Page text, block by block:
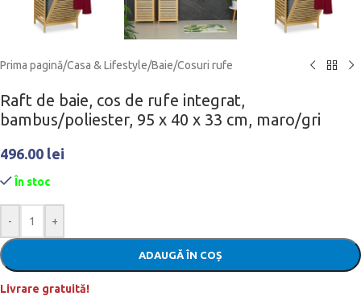
Prima pagină/Casa & Lifestyle/Baie/Cosuri rufe
Raft de baie, cos de rufe integrat,
bambus/poliester, 95 x 40 x 33 cm, maro/gri
496.00 lei
În stoc
- +
ADAUGĂ ÎN COȘ
Livrare gratuită!